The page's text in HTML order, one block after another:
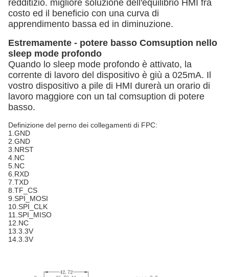
redditizio. migliore soluzione dell'equilibrio HMI fra
costo ed il beneficio con una curva di
apprendimento bassa ed in diminuzione.
Estremamente - potere basso Comsuption nello
sleep mode profondo
Quando lo sleep mode profondo è attivato, la
corrente di lavoro del dispositivo è giù a 025mA. Il
vostro dispositivo a pile di HMI durerà un orario di
lavoro maggiore con un tal comsuption di potere
basso.
Definizione del perno dei collegamenti di FPC:
1.GND
2.GND
3.NRST
4.NC
5.NC
6.RXD
7.TXD
8.TF_CS
9.SPI_MOSI
10.SPI_CLK
11.SPI_MISO
12.NC
13.3.3V
14.3.3V